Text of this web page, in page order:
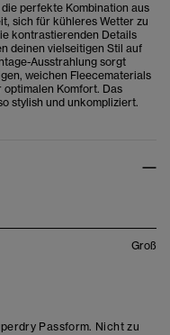
perfekte Kombination aus
sich für kühleres Wetter zu
kontrastierenden Details
deinen vielseitigen Stil auf
Ausstrahlung sorgt
weichen Fleecematerials
Komfort. Das
stylish und unkompliziert.
Groß
Passform. Nicht zu